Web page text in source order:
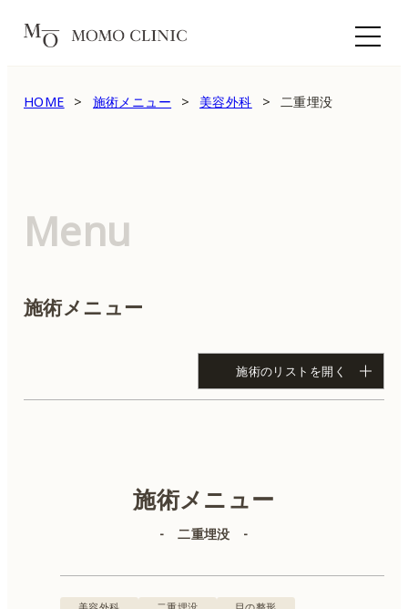
HOME 施術メニュー 美容外科 二重埋没
Menu
施術メニュー
施術のリストを開く
施術メニュー
- 二重埋没 -